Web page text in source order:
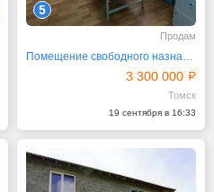
5
Продам
Помещение свободного назначения, 37 м²
3 300 000
Томск
19 сентября в 16:33